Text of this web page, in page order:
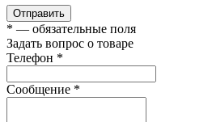
Отправить
* — обязательные поля
Задать вопрос о товаре
Телефон *
Сообщение *